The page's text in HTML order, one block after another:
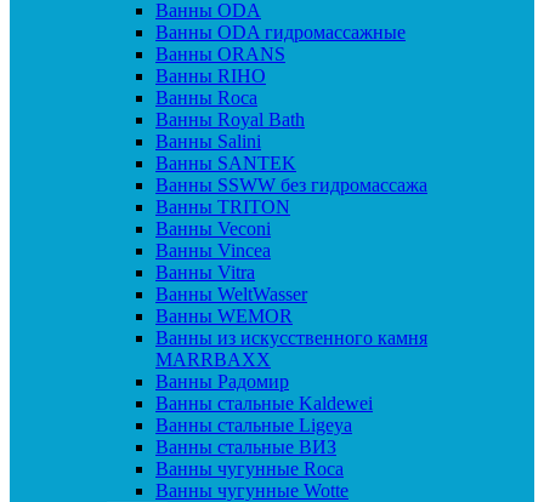
Ванны ODA
Ванны ODA гидромассажные
Ванны ORANS
Ванны RIHO
Ванны Roca
Ванны Royal Bath
Ванны Salini
Ванны SANTEK
Ванны SSWW без гидромассажа
Ванны TRITON
Ванны Veconi
Ванны Vincea
Ванны Vitra
Ванны WeltWasser
Ванны WEMOR
Ванны из искусственного камня
MARRBAXX
Ванны Радомир
Ванны стальные Kaldewei
Ванны стальные Ligeya
Ванны стальные ВИЗ
Ванны чугунные Roca
Ванны чугунные Wotte